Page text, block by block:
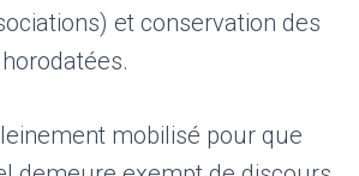
et conservation des
mobilisé pour que